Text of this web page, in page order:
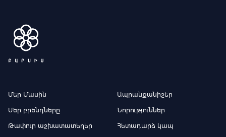
Մեր Մասին Ապրանքանիշեր
Մեր բրենդները Նորություններ
Թափուր աշխատատեղեր Հետադարձ կապ